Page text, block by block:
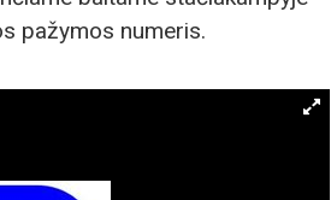
pažymos numeris.